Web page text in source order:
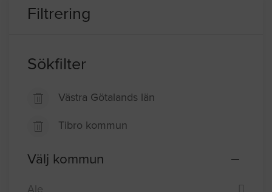
Filtrering
Sökfilter
Västra Götalands län
Tibro kommun
Välj kommun
Ale